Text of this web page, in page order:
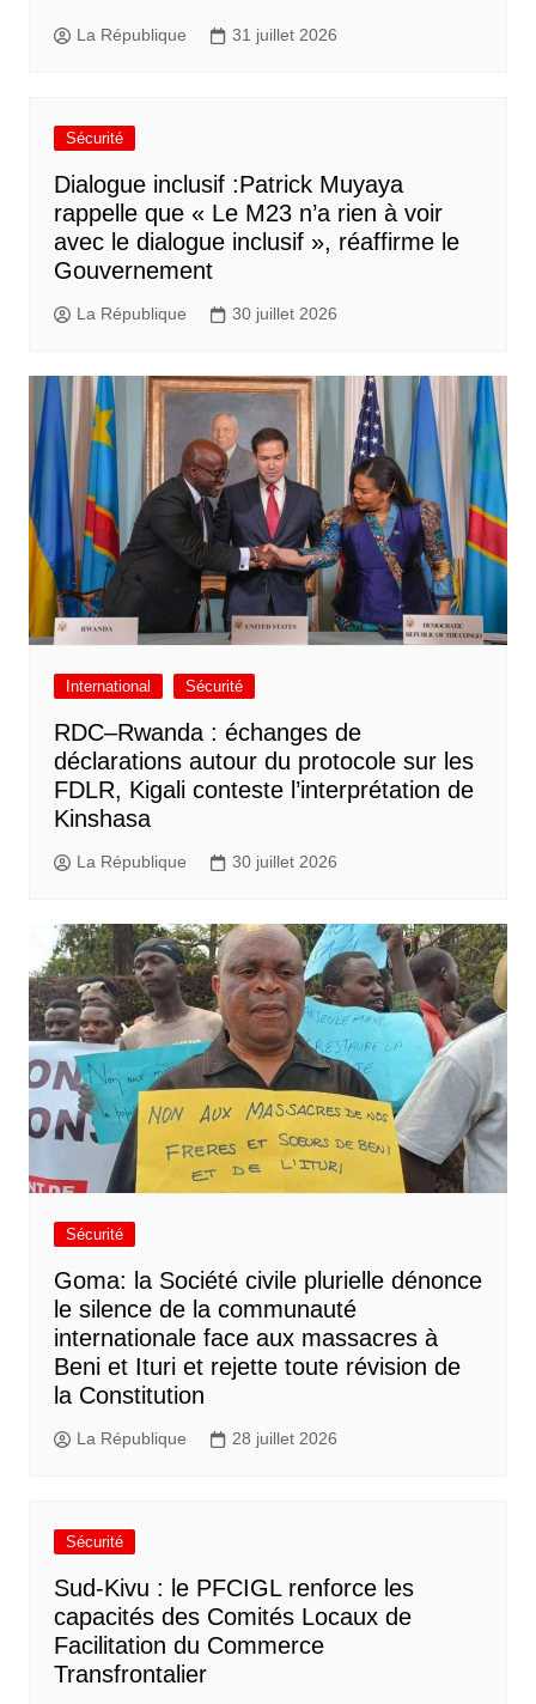
La République 31 juillet 2026
Sécurité
Dialogue inclusif :Patrick Muyaya
rappelle que « Le M23 n’a rien à voir
avec le dialogue inclusif », réaffirme le
Gouvernement
La République 30 juillet 2026
International Sécurité
RDC–Rwanda : échanges de
déclarations autour du protocole sur les
FDLR, Kigali conteste l’interprétation de
Kinshasa
La République 30 juillet 2026
Sécurité
Goma: la Société civile plurielle dénonce
le silence de la communauté
internationale face aux massacres à
Beni et Ituri et rejette toute révision de
la Constitution
La République 28 juillet 2026
Sécurité
Sud-Kivu : le PFCIGL renforce les
capacités des Comités Locaux de
Facilitation du Commerce
Transfrontalier